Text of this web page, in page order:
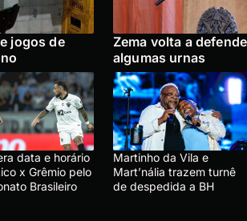
jogos de
Zema volta a
algumas urnas
data e horário
x Grêmio pelo
Brasileiro
Martinho da Vila e
Mart’nália trazem turnê
de despedida a BH